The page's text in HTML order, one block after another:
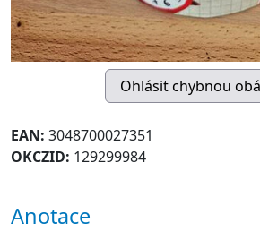
EAN: 3048700027351
OKCZID: 129299984
Anotace